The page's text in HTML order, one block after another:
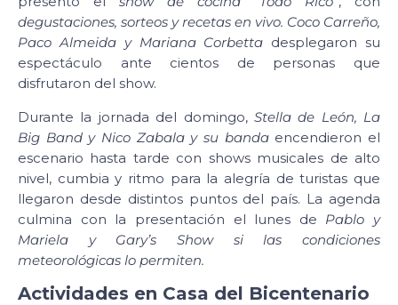
degustaciones, sorteos y recetas en vivo. Coco Carreño,
Paco Almeida y Mariana Corbetta desplegaron su
espectáculo ante cientos de personas que
disfrutaron del show.
Durante la jornada del domingo, Stella de León, La
Big Band y Nico Zabala y su banda encendieron el
escenario hasta tarde con shows musicales de alto
nivel, cumbia y ritmo para la alegría de turistas que
llegaron desde distintos puntos del país. La agenda
culmina con la presentación el lunes de Pablo y
Mariela y Gary’s Show si las condiciones
meteorológicas lo permiten.
Actividades en Casa del Bicentenario